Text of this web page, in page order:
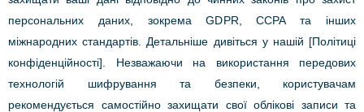
персональних даних, зокрема GDPR, CCPA та інших
міжнародних стандартів. Детальніше дивіться у нашій [Політиці
конфіденційності]. Незважаючи на використання передових
технологій шифрування та безпеки, користувачам
рекомендується самостійно захищати свої облікові записи та